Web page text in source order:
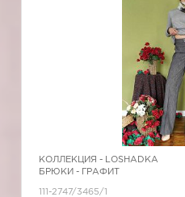
КОЛЛЕКЦИЯ - LOSHADKA
БРЮКИ - ГРАФИТ
111-2747/3465/1